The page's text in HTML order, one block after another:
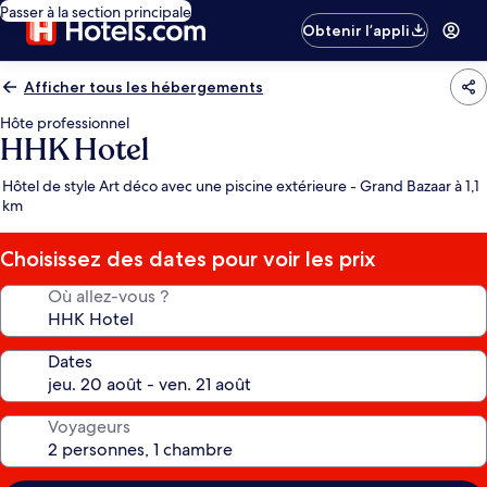
Passer à la section principale
Obtenir l’appli
Afficher tous les hébergements
Hôte professionnel
HHK Hotel
Hôtel de style Art déco avec une piscine extérieure - Grand Bazaar à 1,1
km
Choisissez des dates pour voir les prix
Où allez-vous ?
Dates
Voyageurs